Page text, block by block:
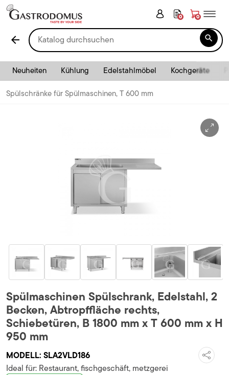
0 0
arrow_back 
Neuheiten Kühlung Edelstahlmöbel Kochgeräte
Spülschränke für Spülmaschinen, T 600 mm
Spülmaschinen Spülschrank, Edelstahl, 2
Becken, Abtropffläche rechts,
Schiebetüren, B 1800 mm x T 600 mm x H
950 mm
MODELL: SLA2VLD186
Ideal für: Restaurant, fischgeschäft, metzgerei